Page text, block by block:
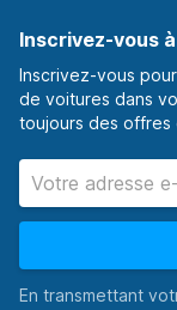
Inscrivez-vous
Inscrivez-vous
de voitures dans
toujours des offres
En transmettant